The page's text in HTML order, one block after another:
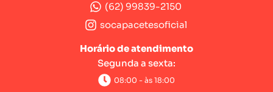
(62) 99839-2150
socapacetesoficial
Horário de atendimento
Segunda a sexta:
08:00 - às 18:00